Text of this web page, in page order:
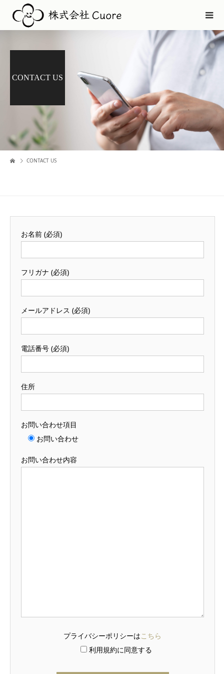
CONTACT US
CONTACT US
お名前 (必須)
フリガナ (必須)
メールアドレス (必須)
電話番号 (必須)
住所
お問い合わせ項目
お問い合わせ
お問い合わせ内容
プライバシーポリシーはこちら
利用規約に同意する